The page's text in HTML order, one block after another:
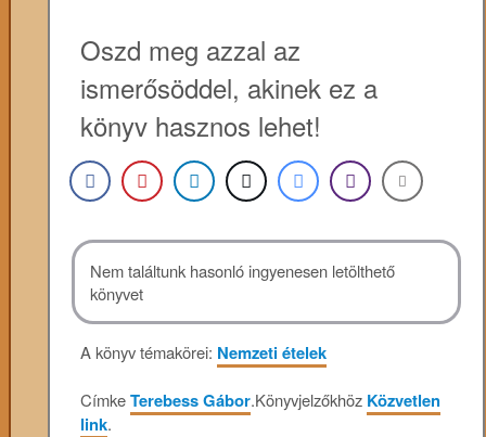
Oszd meg azzal az
ismerősöddel, akinek ez a
könyv hasznos lehet!
Nem találtunk hasonló ingyenesen letölthető
könyvet
A könyv témakörei: Nemzeti ételek
CímkeTerebess Gábor.Könyvjelzőkhöz Közvetlen
link.